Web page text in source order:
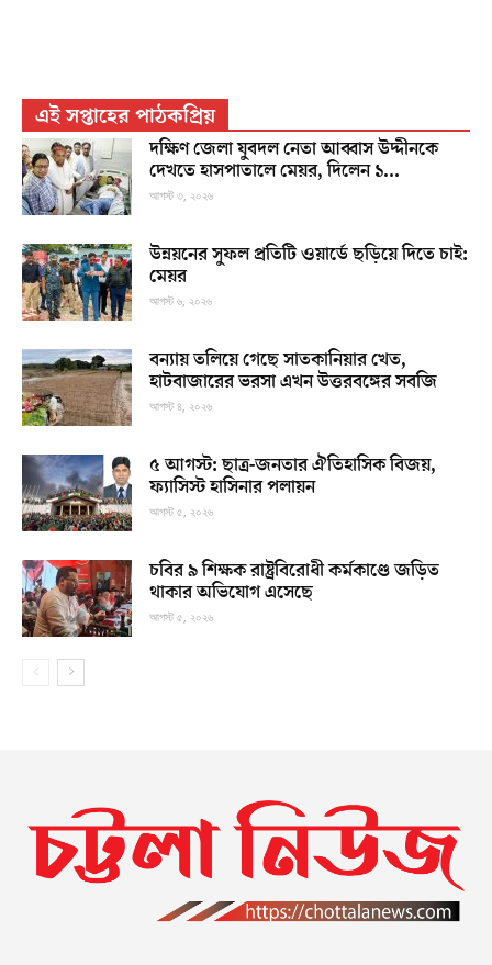
এই সপ্তাহের পাঠকপ্রিয়
দক্ষিণ জেলা যুবদল নেতা আব্বাস উদ্দীনকে
দেখতে হাসপাতালে মেয়র, দিলেন ১...
আগস্ট ৩, ২০২৬
উন্নয়নের সুফল প্রতিটি ওয়ার্ডে ছড়িয়ে দিতে চাই:
মেয়র
আগস্ট ৬, ২০২৬
বন্যায় তলিয়ে গেছে সাতকানিয়ার খেত,
হাটবাজারের ভরসা এখন উত্তরবঙ্গের সবজি
আগস্ট ৪, ২০২৬
৫ আগস্ট: ছাত্র-জনতার ঐতিহাসিক বিজয়,
ফ্যাসিস্ট হাসিনার পলায়ন
আগস্ট ৫, ২০২৬
চবির ৯ শিক্ষক রাষ্ট্রবিরোধী কর্মকাণ্ডে জড়িত
থাকার অভিযোগ এসেছে
আগস্ট ৫, ২০২৬